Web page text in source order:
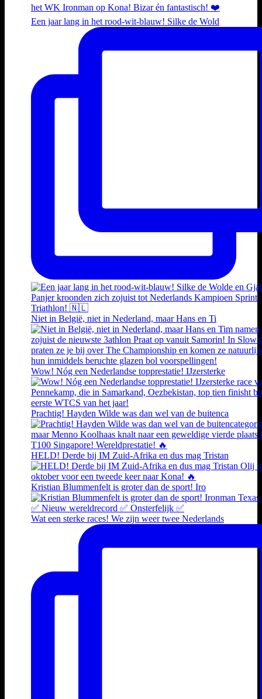
Een jaar lang in het rood-wit-blauw! Silke de Wold
Niet in België, niet in Nederland, maar Hans en Ti
Wow! Nóg een Nederlandse topprestatie! IJzersterke
Prachtig! Hayden Wilde was dan wel van de buitenca
HELD! Derde bij IM Zuid-Afrika en dus mag Tristan
Kristian Blummenfelt is groter dan de sport! Iro
Wat een sterke races! We zijn weer twee Nederlands